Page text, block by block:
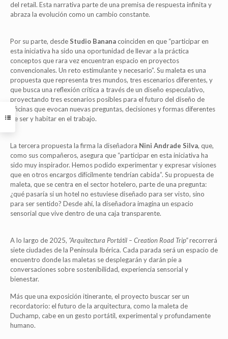
del retail. Esta narrativa parte de una premisa de respuesta infinita y
abraza la evolución como un cambio constante.
Por su parte, desdeStudio Bananacoinciden en que “participar en
esta iniciativa ha sido una oportunidad de llevar a la práctica
conceptos que rara vez encuentran espacio en proyectos
convencionales. Un reto estimulante y necesario”. Su maleta es una
propuesta que representa tres mundos, tres escenarios diferentes, y
que busca una reflexión crítica a través de un diseño especulativo,
proyectando tres escenarios posibles para el futuro del diseño de
oficinas que evocan nuevas preguntas, decisiones y formas diferentes
de ser y habitar en el trabajo.
La tercera propuesta la firma la diseñadora Nini Andrade Silva, que,
como sus compañeros, asegura que “participar en esta iniciativa ha
sido muy inspirador. Hemos podido experimentar y expresar visiones
que en otros encargos difícilmente tendrían cabida”. Su propuesta de
maleta, que se centra en el sector hotelero, parte de una pregunta:
¿qué pasaría si un hotel no estuviese diseñado para ser visto, sino
para ser sentido? Desde ahí, la diseñadora imagina un espacio
sensorial que vive dentro de una caja transparente.
A lo largo de 2025, “Arquitectura Portátil – Creation Road Trip”recorrerá
siete ciudades de la Península Ibérica. Cada parada será un espacio de
encuentro donde las maletas se desplegarán y darán pie a
conversaciones sobre sostenibilidad, experiencia sensorial y
bienestar.
Más que una exposición itinerante, el proyecto buscar ser un
recordatorio: el futuro de la arquitectura, como la maleta de
Duchamp, cabe en un gesto portátil, experimental y profundamente
humano.